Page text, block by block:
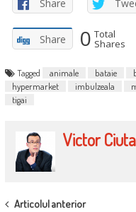
Share
Share 0 Total
Shares
Tagged animale bataie
hypermarket
imbulzeala
tigai
Victor
POST
Articolul anterior